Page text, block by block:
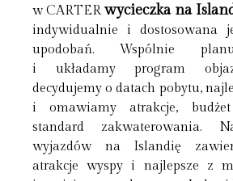
w CARTERwycieczka na
indywidualnie i dostosowana
upodobań. Wspólnie
i układamy program
decydujemy o datach pobytu,
i omawiamy atrakcje,
standard zakwaterowania.
wyjazdów na Islandię
atrakcje wyspy i najlepsze z